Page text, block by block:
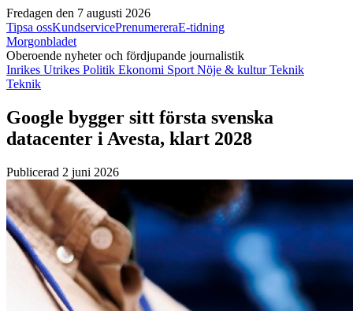
Fredagen den 7 augusti 2026
Tipsa ossKundservicePrenumereraE-tidning
Morgonbladet
Oberoende nyheter och fördjupande journalistik
Inrikes Utrikes Politik Ekonomi Sport Nöje & kulturTeknik
Teknik
Google bygger sitt första svenska
datacenter i Avesta, klart 2028
Publicerad 2 juni 2026